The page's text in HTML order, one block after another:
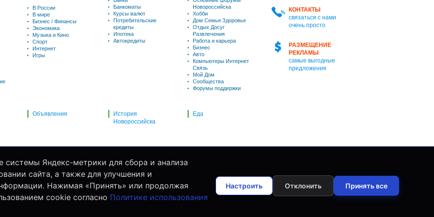
КОНТАКТЫ
связаться с нами
очень просто
РАЗМЕЩЕНИЕ
РЕКЛАМЫ
самые выгодные
предложения
В России
В мире
Бизнес / Финансы
Экономика
Музыка и Кино
Спорт
Интернет
Игры
Банкоматы
Курсы валют
Потребительские
кредиты
Ипотека
Автокредиты
Новороссийска
Хобби
Дом Семья Здоровье
Отдых Досуг
Развлечения
Работа и карьера
Бизнес
Авто
Компьютеры Интернет
Связь
Мой Дом
Сообщества
Форумы поддержки
Объявления
История
Новороссийска
Еда
Яндекс-метрики для сбора и анализа
сайта, а также для улучшения и
Нажимая «Принять» или продолжая
cookie согласно Политике использования
Настроить Отклонить Принять все